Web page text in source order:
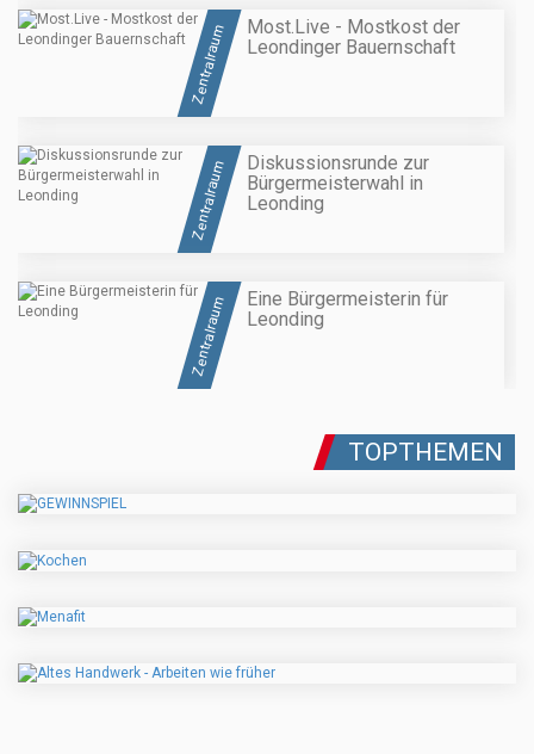
Zentralraum
Most.Live - Mostkost der
Leondinger Bauernschaft
Zentralraum
Diskussionsrunde zur
Bürgermeisterwahl in
Leonding
Zentralraum
Eine Bürgermeisterin für
Leonding
TOPTHEMEN